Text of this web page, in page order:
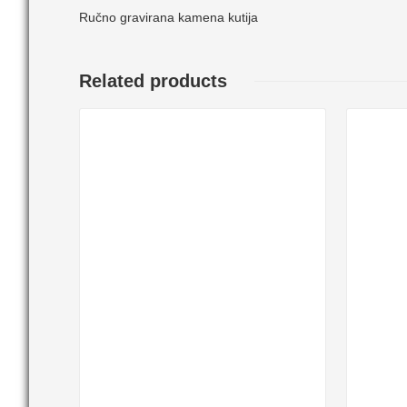
Ručno gravirana kamena kutija
Related products